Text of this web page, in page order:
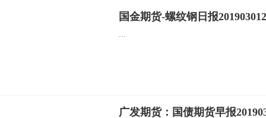
国金期货-螺纹钢日报201903012
...